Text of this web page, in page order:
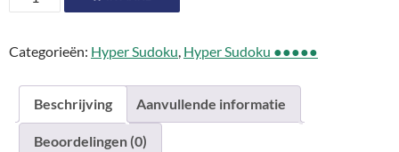
Sudoku
#14
Categorieën: Hyper Sudoku, Hyper Sudoku ●●●●●
Beschrijving Aanvullende informatie
Beoordelingen (0)